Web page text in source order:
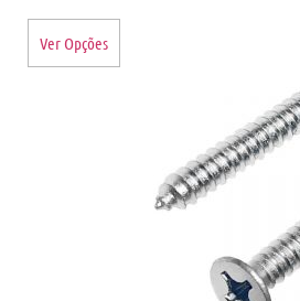
Ver Opções